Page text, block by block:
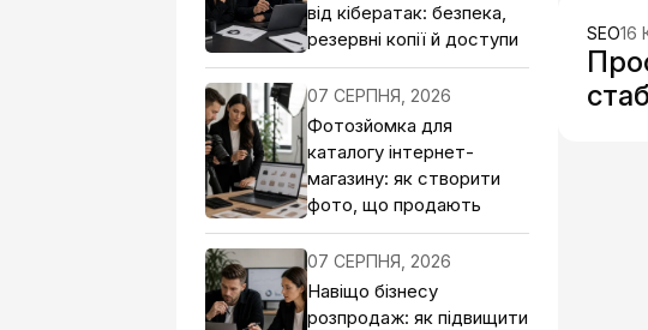
SEO16
від кібератак: безпека,
резервні копії й доступи
07 СЕРПНЯ, 2026
Фотозйомка для
каталогу інтернет-
магазину: як створити
фото, що продають
07 СЕРПНЯ, 2026
Навіщо бізнесу
розпродаж: як підвищити